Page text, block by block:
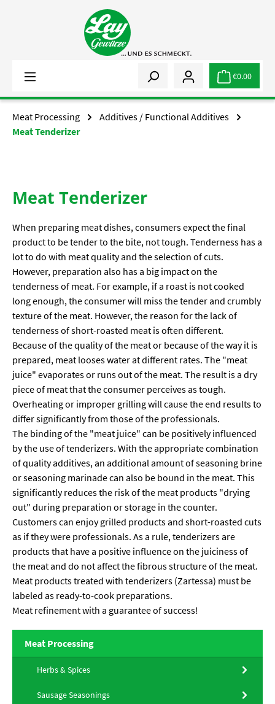
€0.00
Meat Processing
Additives / Functional Additives
Meat Tenderizer
Meat Tenderizer
When preparing meat dishes, consumers expect the final
product to be tender to the bite, not tough. Tenderness has a
lot to do with meat quality and the selection of cuts.
However, preparation also has a big impact on the
tenderness of meat. For example, if a roast is not cooked
long enough, the consumer will miss the tender and crumbly
texture of the meat. However, the reason for the lack of
tenderness of short-roasted meat is often different.
Because of the quality of the meat or because of the way it is
prepared, meat looses water at different rates. The "meat
juice" evaporates or runs out of the meat. The result is a dry
piece of meat that the consumer perceives as tough.
Overheating or improper grilling will cause the end results to
differ significantly from those of the professionals.
The binding of the "meat juice" can be positively influenced
by the use of tenderizers. With the appropriate combination
of quality additives, an additional amount of seasoning brine
or seasoning marinade can also be bound in the meat. This
significantly reduces the risk of the meat products "drying
out" during preparation or storage in the counter.
Customers can enjoy grilled products and short-roasted cuts
as if they were professionals. As a rule, tenderizers are
products that have a positive influence on the juiciness of
the meat and do not affect the fibrous structure of the meat.
Meat products treated with tenderizers (Zartessa) must be
labeled as ready-to-cook preparations.
Meat refinement with a guarantee of success!
Meat Processing
Herbs & Spices
Sausage Seasonings